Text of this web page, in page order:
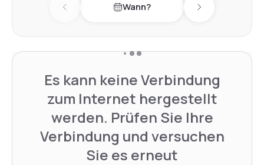
Previous day Wann? Next day
Es kann keine Verbindung
zum Internet hergestellt
werden. Prüfen Sie Ihre
Verbindung und versuchen
Sie es erneut